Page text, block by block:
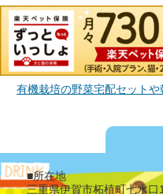
有機栽培の野菜宅配セット
■所在地
三重県伊賀市柘植町七水口